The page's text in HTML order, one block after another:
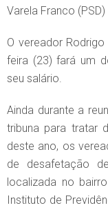
Varela Franco
O vereador
feira (23) fará um
seu salário.
Ainda durante a
tribuna para tratar
deste ano, os
de desafetação
localizada no
Instituto de